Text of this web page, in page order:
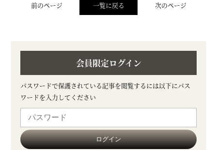
前のページ 一覧に戻る 次のページ
会員限定ログイン
パスワードで保護されている記事を閲覧するには以下にパス
ワードを入力してください